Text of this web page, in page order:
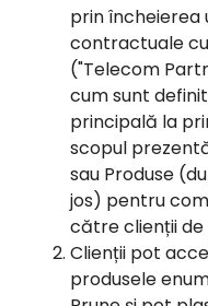
prin încheierea
contractuale
("Telecom
cum sunt
principală la
scopul
sau Produse
jos) pentru
către clienții de
Clienții pot
produsele